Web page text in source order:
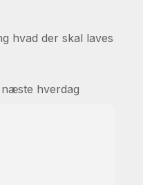
hvad der skal laves
hverdag